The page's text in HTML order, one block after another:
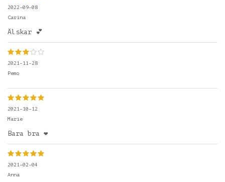
2022-09-08
Carina
Älskar 💕
2021-11-28
Pemo
2021-10-12
Marie
Bara bra ❤
2021-02-04
Anna